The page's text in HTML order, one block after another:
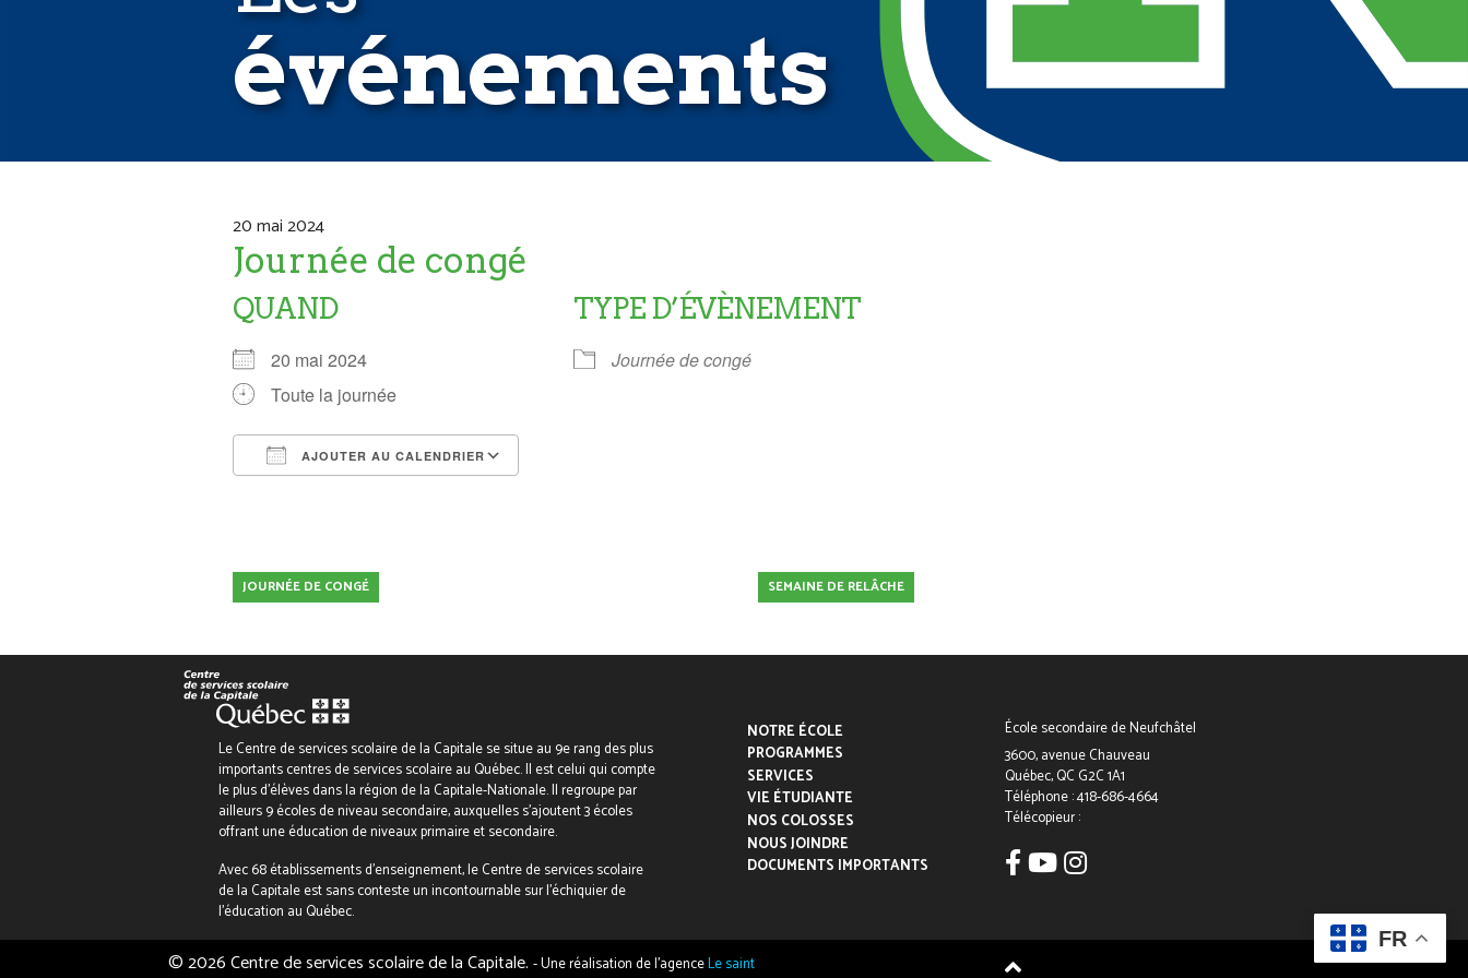
événements
20 mai 2024
Journée de congé
QUAND
20 mai 2024
Toute la journée
AJOUTER AU CALENDRIER
TYPE D’ÉVÈNEMENT
Journée de congé
JOURNÉE DE CONGÉ SEMAINE DE RELÂCHE
Le Centre de services scolaire de la Capitale se situe au 9e rang des plus
importants centres de services scolaire au Québec. Il est celui qui compte
le plus d’élèves dans la région de la Capitale-Nationale. Il regroupe par
ailleurs 9 écoles de niveau secondaire, auxquelles s’ajoutent 3 écoles
offrant une éducation de niveaux primaire et secondaire.
Avec 68 établissements d’enseignement, le Centre de services scolaire
de la Capitale est sans conteste un incontournable sur l’échiquier de
l’éducation au Québec.
NOTRE ÉCOLE
PROGRAMMES
SERVICES
VIE ÉTUDIANTE
NOS COLOSSES
NOUS JOINDRE
DOCUMENTS IMPORTANTS
École secondaire de Neufchâtel
3600, avenue Chauveau
Québec, QC G2C 1A1
Téléphone :418-686-4664
Télécopieur :
Facebook
YoutubeInstagram
© 2026 Centre de services scolaire de la Capitale. - Une réalisation de l’agenceLe saint
FR